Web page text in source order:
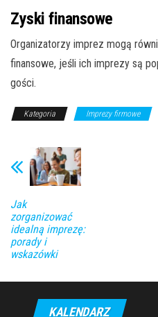
Zyski finansowe
Organizatorzy imprez mogą
finansowe, jeśli ich imprezy są
gości.
Kategoria Imprezy firmowe
Jak
zorganizować
idealną imprezę:
porady i
wskazówki
KALENDARZ